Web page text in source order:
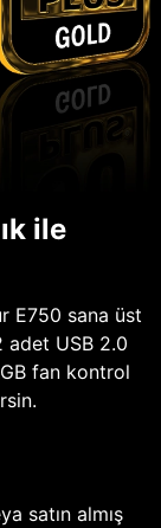
ile
E750 sana üst
adet USB 2.0
fan kontrol
satın almış